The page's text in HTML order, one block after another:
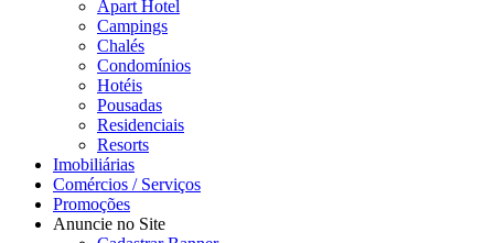
Apart Hotel
Campings
Chalés
Condomínios
Hotéis
Pousadas
Residenciais
Resorts
Imobiliárias
Comércios / Serviços
Promoções
Anuncie no Site